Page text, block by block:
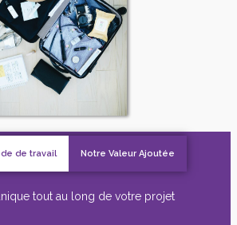
de travail Notre Valeur Ajoutée
tout au long de votre projet